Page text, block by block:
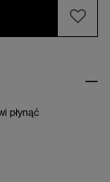
płynąć